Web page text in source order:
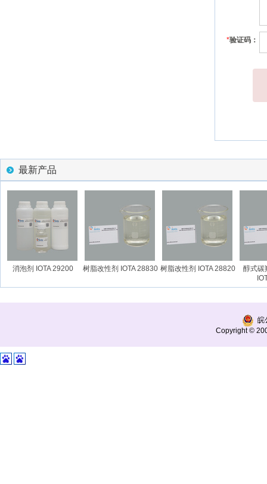
*验证码：
最新产品
消泡剂 IOTA 29200 树脂改性剂 IOTA 28830 树脂改性剂 IOTA 28820
醇式碳
皖
Copyright ©